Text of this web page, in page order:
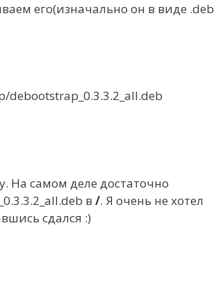
его(изначально он в виде .deb
На самом деле достаточно
в /. Я очень не хотел
сдался :)